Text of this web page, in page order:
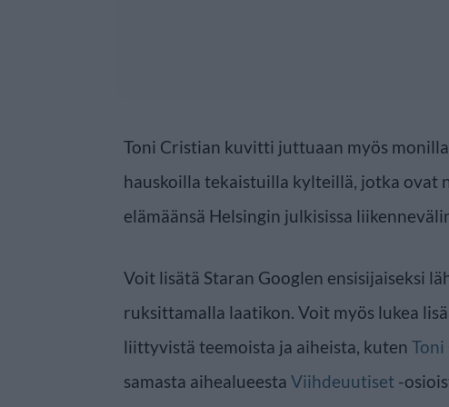
Toni Cristian kuvitti juttuaan myös
hauskoilla tekaistuilla kylteillä, jotka ovat
elämäänsä Helsingin julkisissa
Voit lisätä Staran Googlen ensisijaiseksi
ruksittamalla laatikon. Voit myös lukea
liittyvistä teemoista ja aiheista, kuten
samasta aihealueesta Viihdeuutiset -